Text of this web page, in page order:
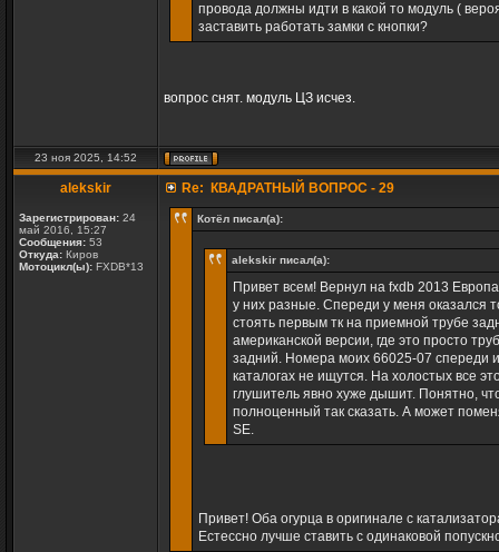
провода должны идти в какой то модуль (
заставить работать замки с кнопки?
вопрос снят. модуль ЦЗ исчез.
23 ноя 2025, 14:52
alekskir
Зарегистрирован: 24
май 2016, 15:27
Сообщения: 53
Откуда: Киров
Мотоцикл(ы): FXDB*13
Re: КВАДРАТНЫЙ ВОПРОС - 29
Котёл писал(а):
alekskir писал(а):
Привет всем! Вернул на fxdb 2013
у них разные. Спереди у меня оказался
стоять первым тк на приемной трубе
американской версии, где это просто
задний. Номера моих 66025-07 спереди
каталогах не ищутся. На холостых все
глушитель явно хуже дышит. Понятно,
полноценный так сказать. А может
SE.
Привет! Оба огурца в оригинале с
Естессно лучше ставить с одинаковой